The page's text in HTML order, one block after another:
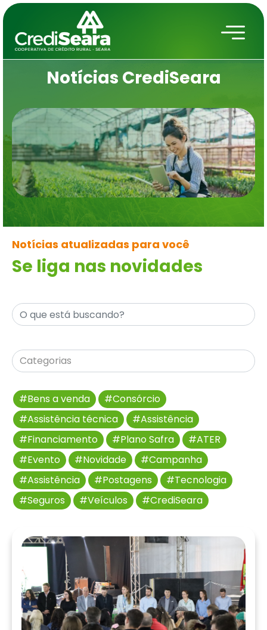
Notícias CrediSeara
Notícias atualizadas para você
Se liga nas novidades
#Bens a venda
#Consórcio
#Assistência técnica
#Assistência
#Financiamento
#Plano Safra
#ATER
#Evento
#Novidade
#Campanha
#Assistência
#Postagens
#Tecnologia
#Seguros
#Veículos #CrediSeara